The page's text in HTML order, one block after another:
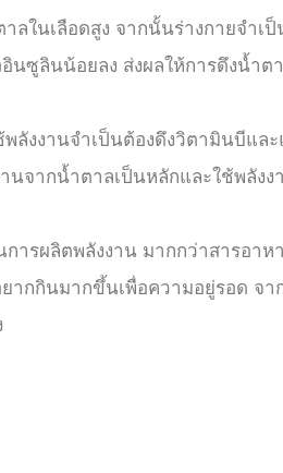
ในเลือดสูง จากนั้นร่างกายจำเ
ซูลินน้อยลง ส่งผลให้การดึงน้ำต
งงานจำเป็นต้องดึงวิตามินบีแล
จากน้ำตาลเป็นหลักและใช้พลัง
รผลิตพลังงาน มากกว่าสารอาห
ากกินมากขึ้นเพื่อความอยู่รอด จา